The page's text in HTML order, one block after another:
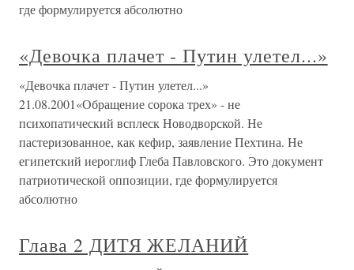
где формулируется абсолютно
«Девочка плачет - Путин улетел...»
«Девочка плачет - Путин улетел...»
21.08.2001«Обращение сорока трех» - не
психопатический всплеск Новодворской. Не
пастеризованное, как кефир, заявление Пехтина. Не
египетский иероглиф Глеба Павловского. Это документ
патриотической оппозиции, где формулируется
абсолютно
Глава 2 ДИТЯ ЖЕЛАНИЙ